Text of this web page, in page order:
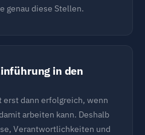
genau diese Stellen.
in den
erst dann erfolgreich, wenn
arbeiten kann. Deshalb
Verantwortlichkeiten und